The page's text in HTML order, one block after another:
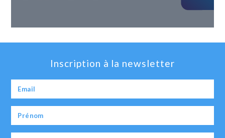
Inscription à la newsletter